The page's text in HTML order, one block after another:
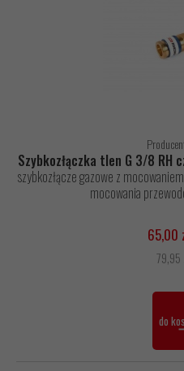
Szybkozłączka tlen G 3/8 RH
szybkozłącze gazowe z
mocowania
65,00
79,95
do